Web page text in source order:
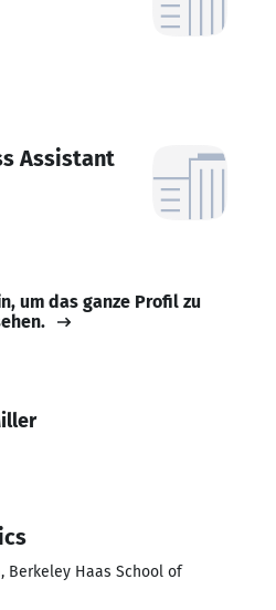
Assistant
um das ganze Profil zu
Berkeley Haas School of